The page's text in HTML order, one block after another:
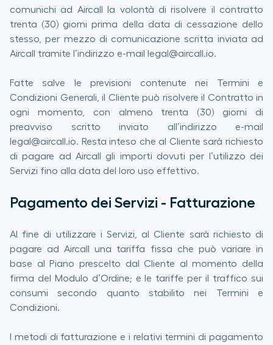
comunichi ad Aircall la volontà di risolvere il contratto
trenta (30) giorni prima della data di cessazione dello
stesso, per mezzo di comunicazione scritta inviata ad
Aircall tramite l’indirizzo e-mail legal@aircall.io.
Fatte salve le previsioni contenute nei Termini e
Condizioni Generali, il Cliente può risolvere il Contratto in
ogni momento, con almeno trenta (30) giorni di
preavviso scritto inviato all’indirizzo e-mail
legal@aircall.io. Resta inteso che al Cliente sarà richiesto
di pagare ad Aircall gli importi dovuti per l’utilizzo dei
Servizi fino alla data del loro uso effettivo.
Pagamento dei Servizi - Fatturazione
Al fine di utilizzare i Servizi, al Cliente sarà richiesto di
pagare ad Aircall una tariffa fissa che può variare in
base al Piano prescelto dal Cliente al momento della
firma del Modulo d’Ordine; e le tariffe per il traffico sui
consumi secondo quanto stabilito nei Termini e
Condizioni.
I metodi di fatturazione e i relativi termini di pagamento